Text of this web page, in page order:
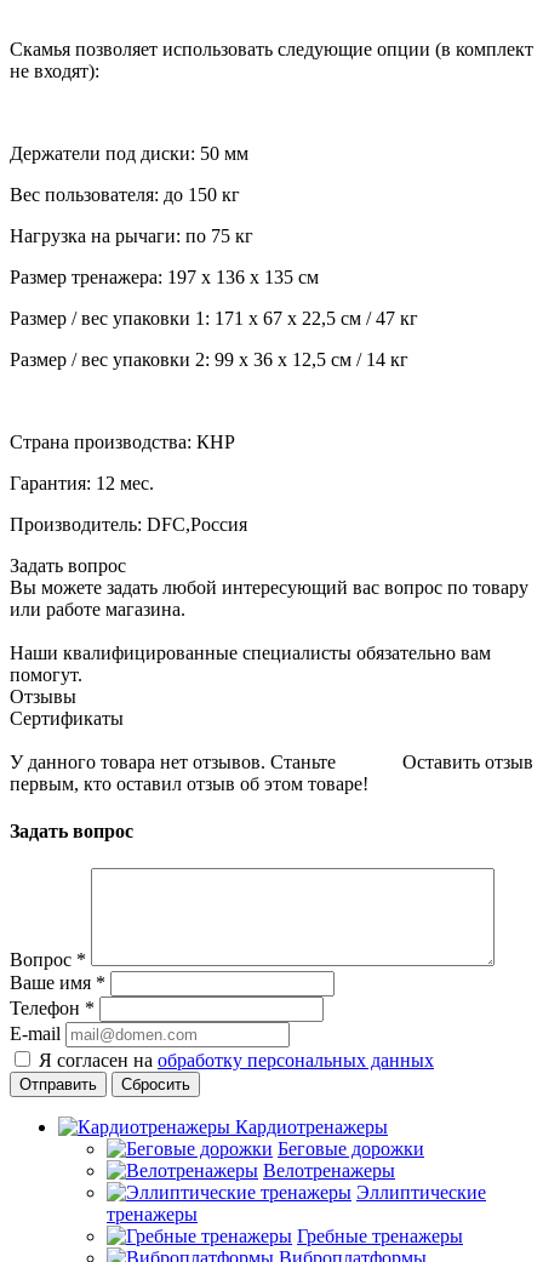
Скамья позволяет использовать следующие опции (в комплект
не входят):
Держатели под диски: 50 мм
Вес пользователя: до 150 кг
Нагрузка на рычаги: по 75 кг
Размер тренажера: 197 х 136 х 135 см
Размер / вес упаковки 1: 171 х 67 х 22,5 см / 47 кг
Размер / вес упаковки 2: 99 х 36 х 12,5 см / 14 кг
Страна производства: КНР
Гарантия: 12 мес.
Производитель: DFC,Россия
Задать вопрос
Вы можете задать любой интересующий вас вопрос по товару
или работе магазина.
Наши квалифицированные специалисты обязательно вам
помогут.
Отзывы
Сертификаты
Оставить отзыв
У данного товара нет отзывов. Станьте
первым, кто оставил отзыв об этом товаре!
Задать вопрос
Вопрос *
Ваше имя *
Телефон *
E-mail
Я согласен на обработку персональных данных
Сбросить
Кардиотренажеры
Беговые дорожки
Велотренажеры
Эллиптические
тренажеры
Гребные тренажеры